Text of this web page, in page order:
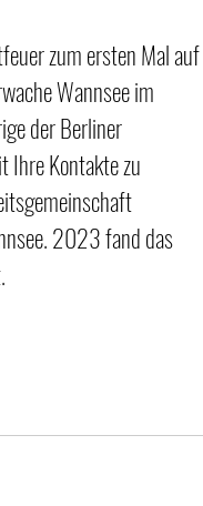
zum ersten Mal auf
Wannsee im
der Berliner
Ihre Kontakte zu
2023 fand das